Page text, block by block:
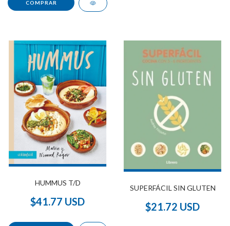
HUMMUS T/D
$41.77 USD
SUPERFÁCIL SIN GLUTEN
$21.72 USD